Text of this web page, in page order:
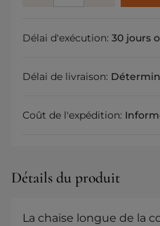
Délai d'exécution: 30 jours
Délai de livraison:
Coût de l'expédition:
Détails du produit
La chaise longue de la